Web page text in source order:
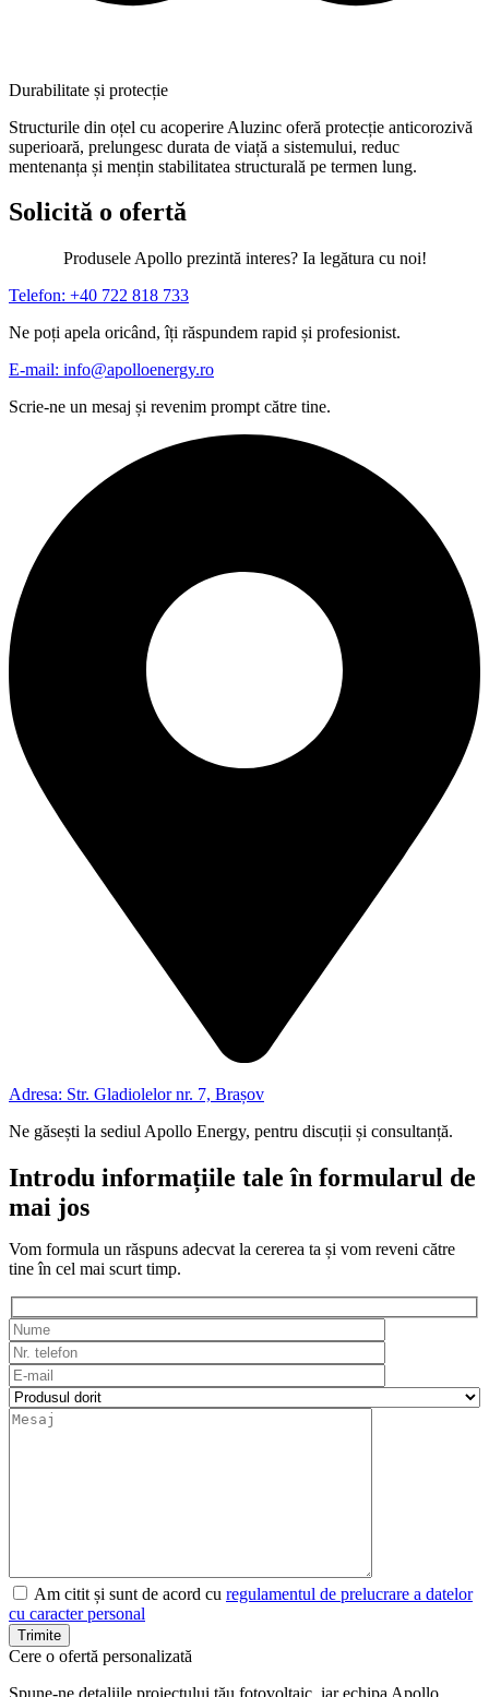
Durabilitate și protecție
Structurile din oțel cu acoperire Aluzinc oferă protecție anticorozivă
superioară, prelungesc durata de viață a sistemului, reduc
mentenanța și mențin stabilitatea structurală pe termen lung.
Solicită o ofertă
Produsele Apollo prezintă interes? Ia legătura cu noi!
Telefon: +40 722 818 733
Ne poți apela oricând, îți răspundem rapid și profesionist.
E-mail: info@apolloenergy.ro
Scrie-ne un mesaj și revenim prompt către tine.
Adresa: Str. Gladiolelor nr. 7, Brașov
Ne găsești la sediul Apollo Energy, pentru discuții și consultanță.
Introdu informațiile tale în formularul de
mai jos
Vom formula un răspuns adecvat la cererea ta și vom reveni către
tine în cel mai scurt timp.
Am citit și sunt de acord cu regulamentul de prelucrare a datelor
cu caracter personal
Cere o ofertă personalizată
Spune-ne detaliile proiectului tău fotovoltaic, iar echipa Apollo